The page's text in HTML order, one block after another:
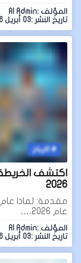
المؤلف :AI Admin
تاريخ النشر :03 أبريل 2026
الارباح
اكتشف
2026
عام 2026،…
المؤلف :AI Admin
تاريخ النشر :03 أبريل 2026